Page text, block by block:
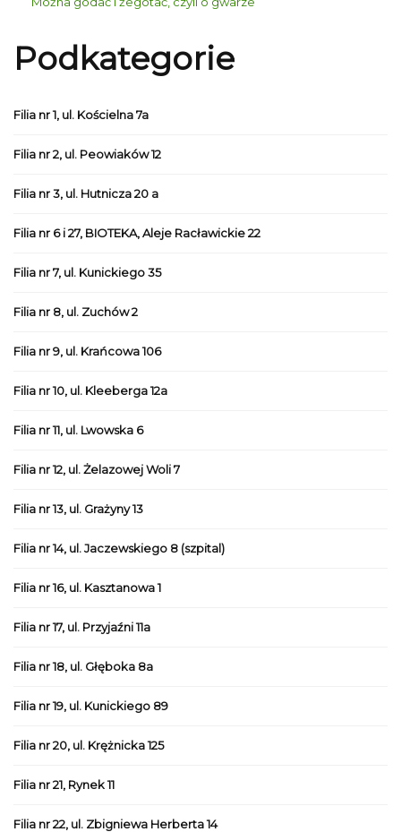
Podkategorie
Filia nr 1, ul. Kościelna 7a
Filia nr 2, ul. Peowiaków 12
Filia nr 3, ul. Hutnicza 20 a
Filia nr 6 i 27, BIOTEKA, Aleje Racławickie 22
Filia nr 7, ul. Kunickiego 35
Filia nr 8, ul. Zuchów 2
Filia nr 9, ul. Krańcowa 106
Filia nr 10, ul. Kleeberga 12a
Filia nr 11, ul. Lwowska 6
Filia nr 12, ul. Żelazowej Woli 7
Filia nr 13, ul. Grażyny 13
Filia nr 14, ul. Jaczewskiego 8 (szpital)
Filia nr 16, ul. Kasztanowa 1
Filia nr 17, ul. Przyjaźni 11a
Filia nr 18, ul. Głęboka 8a
Filia nr 19, ul. Kunickiego 89
Filia nr 20, ul. Krężnicka 125
Filia nr 21, Rynek 11
Filia nr 22, ul. Zbigniewa Herberta 14